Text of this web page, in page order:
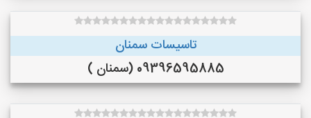
تاسیسات سمنان
09396595885 (سمنان )